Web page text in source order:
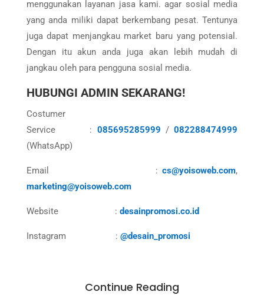
menggunakan layanan jasa kami. agar sosial media
yang anda miliki dapat berkembang pesat. Tentunya
juga dapat menjangkau market baru yang potensial.
Dengan itu akun anda juga akan lebih mudah di
jangkau oleh para pengguna sosial media.
HUBUNGI ADMIN SEKARANG!
Costumer
Service : 085695285999 /082288474999
(WhatsApp)
Email :cs@yoisoweb.com,
marketing@yoisoweb.com
Website : desainpromosi.co.id
Instagram : @desain_promosi
Continue Reading